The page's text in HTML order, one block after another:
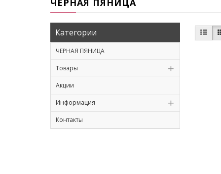
ЧЕРНАЯ ПЯНИЦА
Категории
ЧЕРНАЯ ПЯНИЦА
Товары
Акции
Информация
Контакты